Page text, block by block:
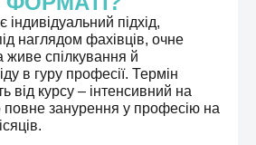
підхід,
наглядом фахівців, очне
живе спілкування й
в гуру професії. Термін
від курсу – інтенсивний на
повне занурення у професію на